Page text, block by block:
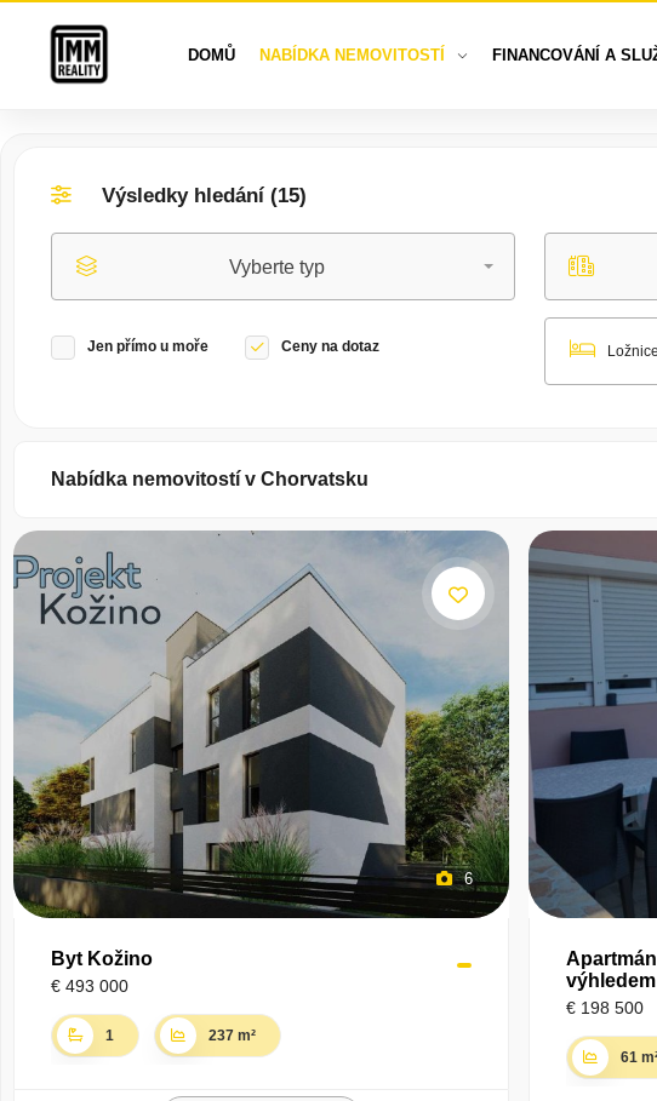
DOMŮ NABÍDKA NEMOVITOSTÍ FINANCOVÁNÍ A
Výsledky hledání (15)
Vyberte typ
Jen přímo u moře Ceny na dotaz Ložnice
Nabídka nemovitostí v Chorvatsku
6
Byt Kožino
€ 493 000
1 237 m²
výhledem
€ 198 500
61